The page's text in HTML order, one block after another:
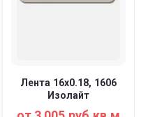
Лента 16x0.18, 1606
Изолайт